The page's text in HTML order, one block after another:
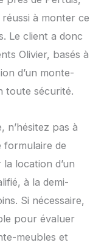
à monter ce
Le client a donc
Olivier, basés à
d’un monte-
toute sécurité.
n’hésitez pas à
de
location d’un
à la demi-
Si nécessaire,
pour évaluer
meubles et